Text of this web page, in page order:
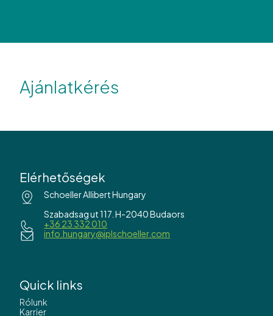
Ajánlatkérés
Elérhetőségek
Schoeller Allibert Hungary
Szabadsag ut 117. H-2040 Budaors
+36 23 332 010
info.hungary@iplschoeller.com
Quick links
Rólunk
Karrier